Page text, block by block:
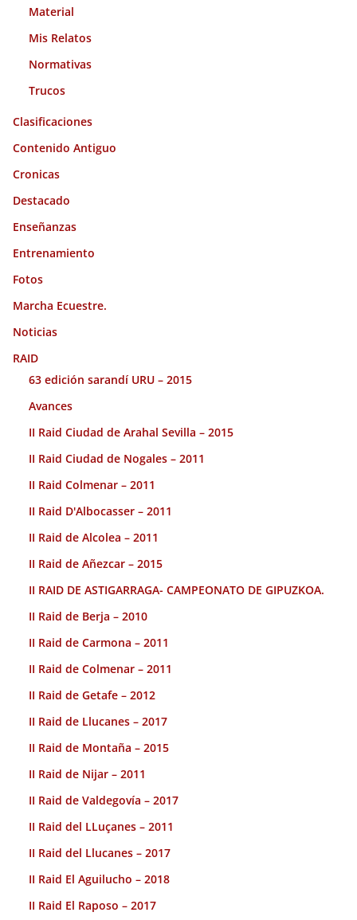
Material
Mis Relatos
Normativas
Trucos
Clasificaciones
Contenido Antiguo
Cronicas
Destacado
Enseñanzas
Entrenamiento
Fotos
Marcha Ecuestre.
Noticias
RAID
63 edición sarandí URU – 2015
Avances
II Raid Ciudad de Arahal Sevilla – 2015
II Raid Ciudad de Nogales – 2011
II Raid Colmenar – 2011
II Raid D'Albocasser – 2011
II Raid de Alcolea – 2011
II Raid de Añezcar – 2015
II RAID DE ASTIGARRAGA- CAMPEONATO DE GIPUZKOA.
II Raid de Berja – 2010
II Raid de Carmona – 2011
II Raid de Colmenar – 2011
II Raid de Getafe – 2012
II Raid de Llucanes – 2017
II Raid de Montaña – 2015
II Raid de Nijar – 2011
II Raid de Valdegovía – 2017
II Raid del LLuçanes – 2011
II Raid del Llucanes – 2017
II Raid El Aguilucho – 2018
II Raid El Raposo – 2017